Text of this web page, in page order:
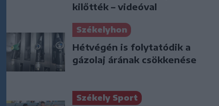
kilőtték – videóval
Székelyhon
Hétvégén is folytatódik a
gázolaj árának csökkenése
Székely Sport